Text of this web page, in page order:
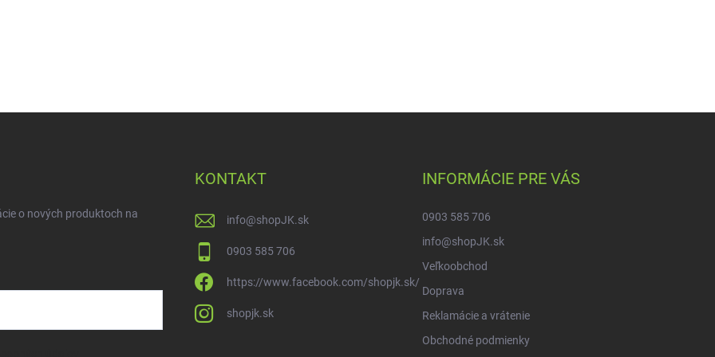
o nových produktoch na
KONTAKT
info@shopJK.sk
0903 585 706
https://www.facebook.com/shopjk.sk/
shopjk.sk
INFORMÁCIE PRE VÁS
0903 585 706
info@shopJK.sk
Veľkoobchod
Doprava
Reklamácie a vrátenie
Obchodné podmienky